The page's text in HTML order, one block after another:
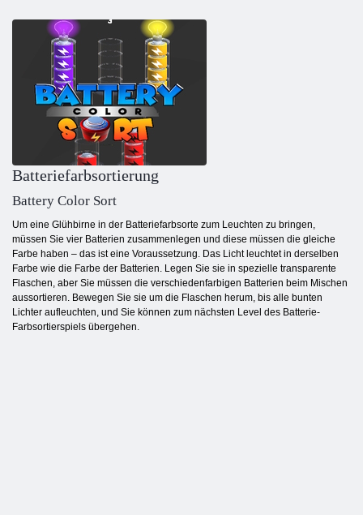
Batteriefarbsortierung
Battery Color Sort
Um eine Glühbirne in der Batteriefarbsorte zum Leuchten zu bringen,
müssen Sie vier Batterien zusammenlegen und diese müssen die gleiche
Farbe haben – das ist eine Voraussetzung. Das Licht leuchtet in derselben
Farbe wie die Farbe der Batterien. Legen Sie sie in spezielle transparente
Flaschen, aber Sie müssen die verschiedenfarbigen Batterien beim Mischen
aussortieren. Bewegen Sie sie um die Flaschen herum, bis alle bunten
Lichter aufleuchten, und Sie können zum nächsten Level des Batterie-
Farbsortierspiels übergehen.